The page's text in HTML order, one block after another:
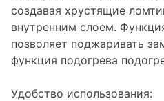
создавая хрустящие
внутренним слоем.
позволяет поджаривать
функция подогрева
Удобство использования: